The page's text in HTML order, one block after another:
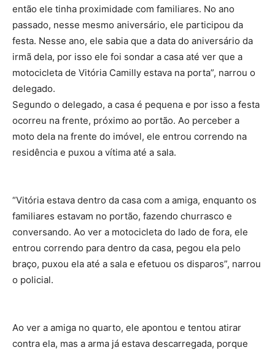
então ele tinha proximidade com familiares. No ano
passado, nesse mesmo aniversário, ele participou da
festa. Nesse ano, ele sabia que a data do aniversário da
irmã dela, por isso ele foi sondar a casa até ver que a
motocicleta de Vitória Camilly estava na porta”, narrou o
delegado.
Segundo o delegado, a casa é pequena e por isso a festa
ocorreu na frente, próximo ao portão. Ao perceber a
moto dela na frente do imóvel, ele entrou correndo na
residência e puxou a vítima até a sala.
“Vitória estava dentro da casa com a amiga, enquanto os
familiares estavam no portão, fazendo churrasco e
conversando. Ao ver a motocicleta do lado de fora, ele
entrou correndo para dentro da casa, pegou ela pelo
braço, puxou ela até a sala e efetuou os disparos”, narrou
o policial.
Ao ver a amiga no quarto, ele apontou e tentou atirar
contra ela, mas a arma já estava descarregada, porque